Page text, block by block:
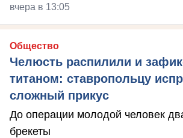
вчера в 13:05
Общество
Челюсть распилили и
титаном: ставропольцу
сложный прикус
До операции молодой человек
брекеты